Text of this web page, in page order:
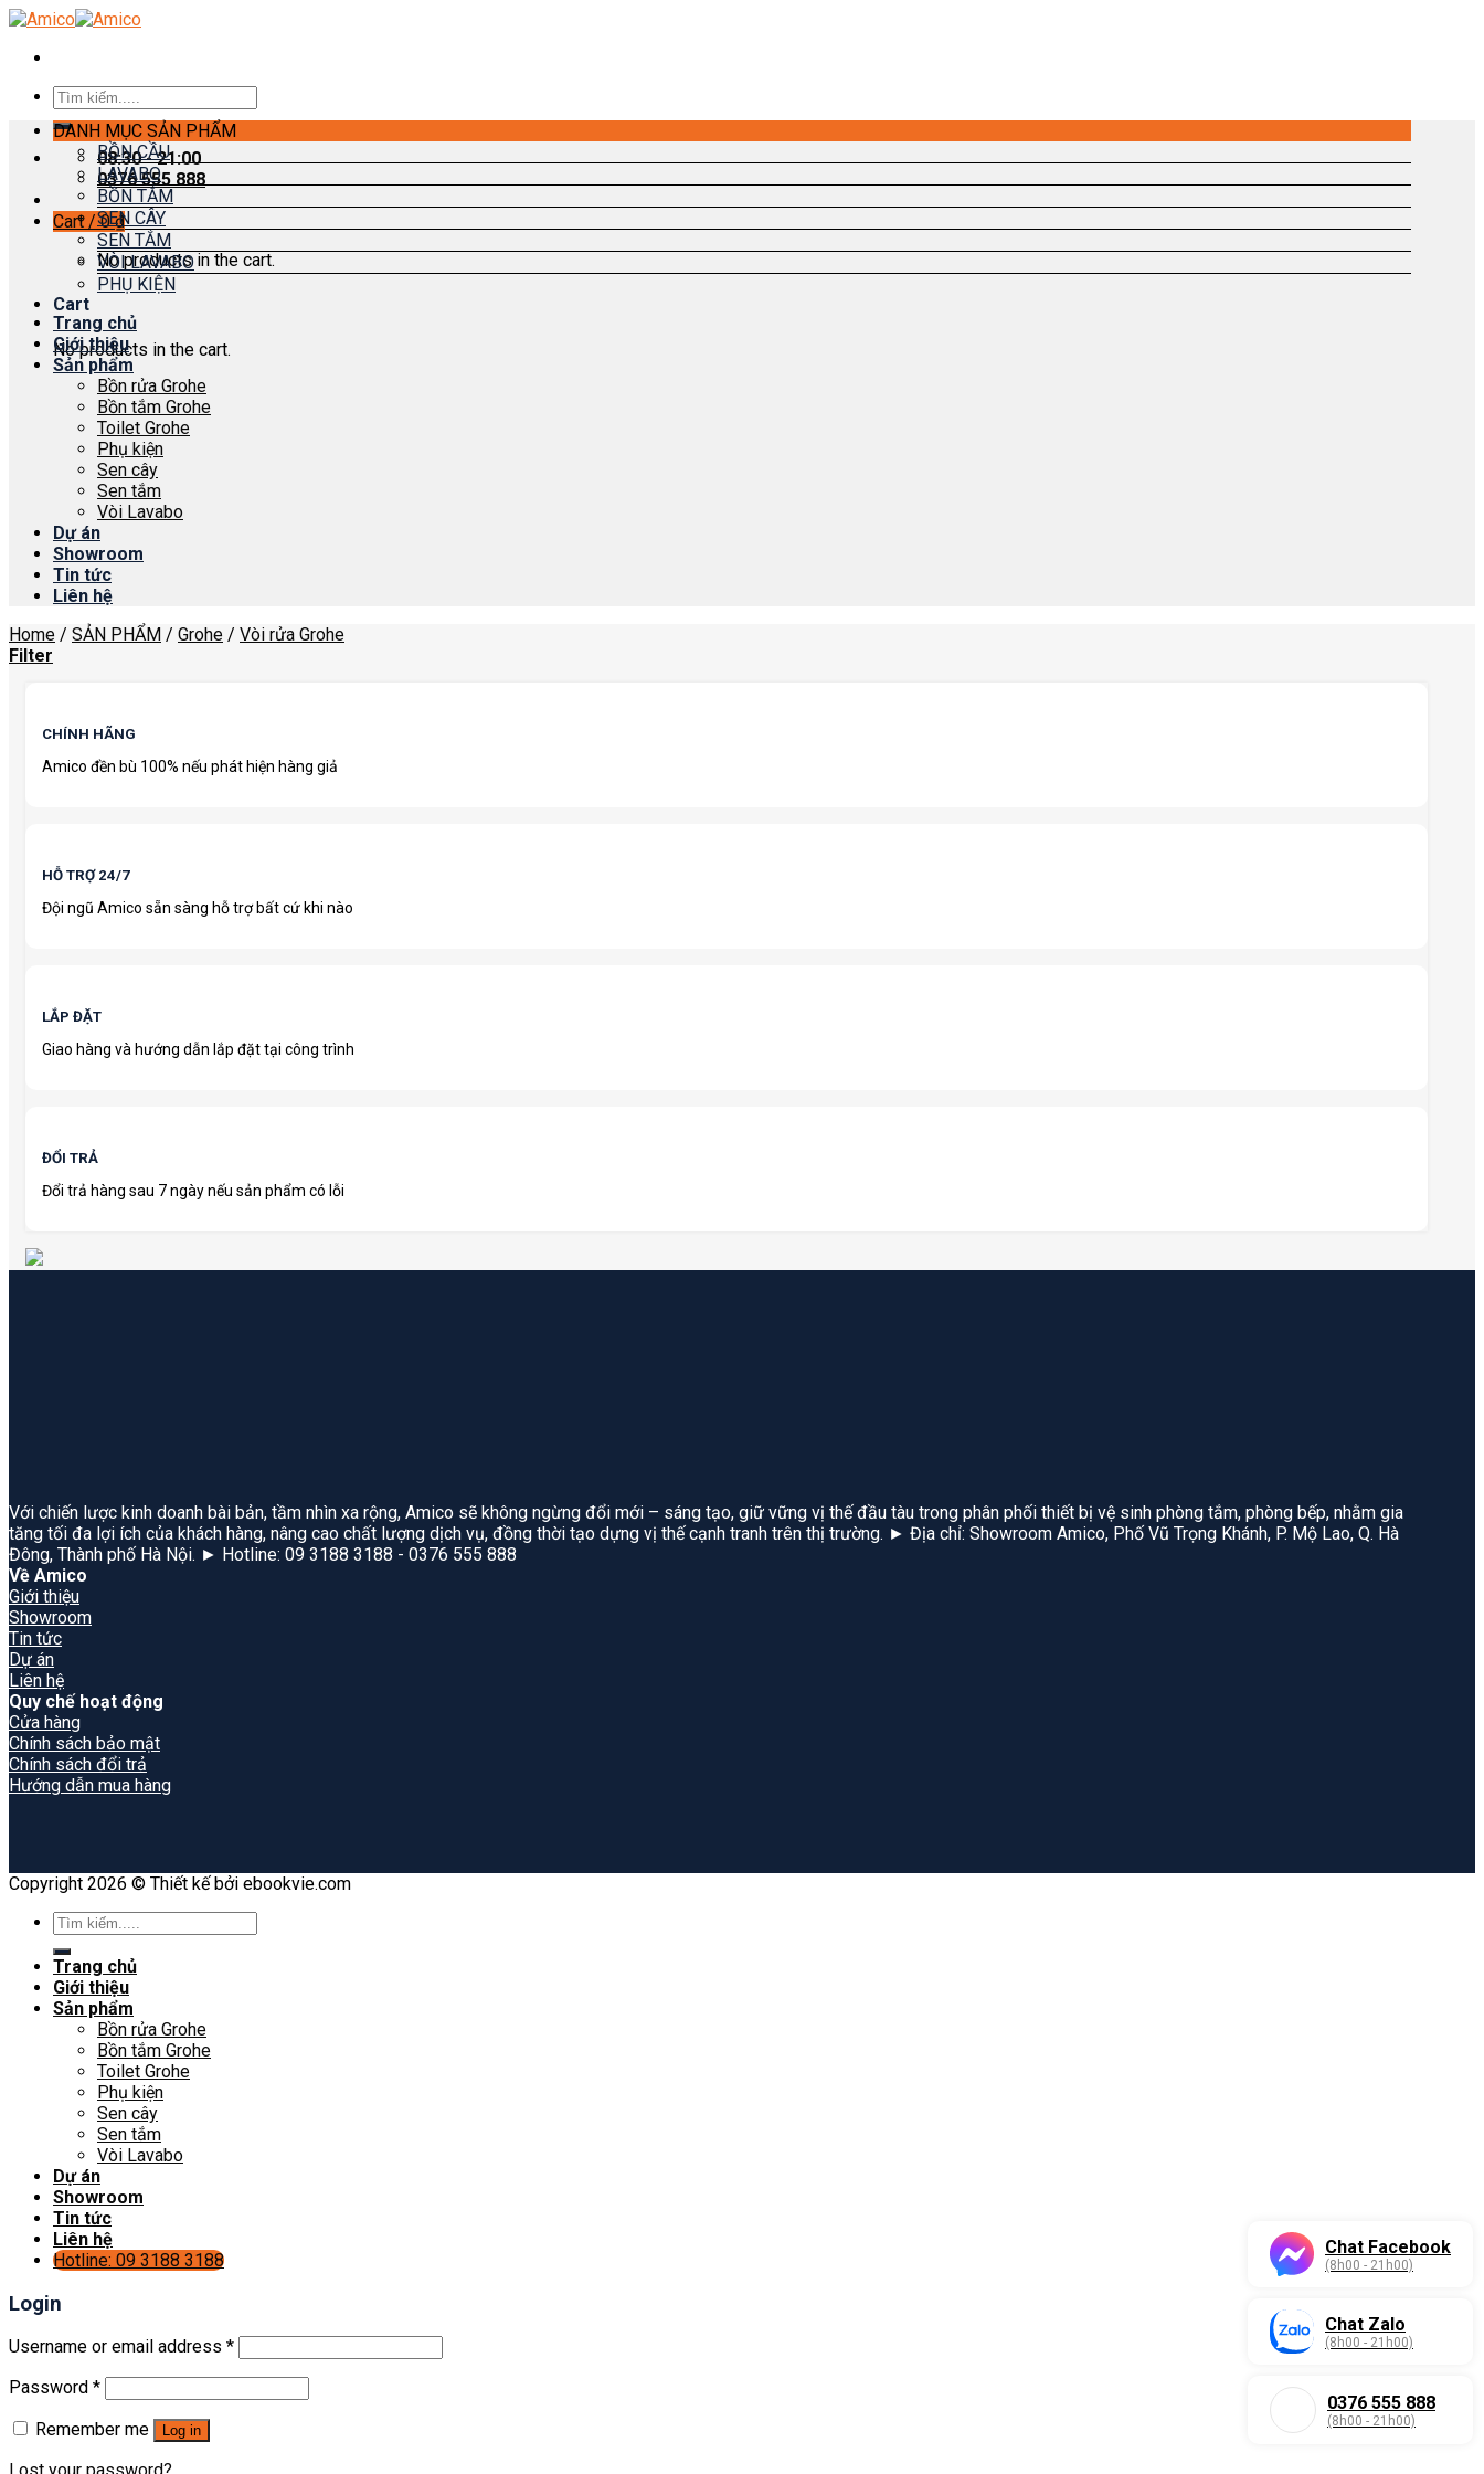
Skip
content
Search
for:
08:30 - 21:00
0376 555 888
Cart /0₫
No products in the cart.
Cart
No products in the cart.
DANH MỤC SẢN PHẨM
BỒN CẦU
LAVABO
BỒN TẮM
SEN CÂY
SEN TẮM
VÒI LAVABO
PHỤ KIỆN
Trang chủ
Giới thiệu
Sản phẩm
Bồn rửa Grohe
Bồn tắm Grohe
Toilet Grohe
Phụ kiện
Sen cây
Sen tắm
Vòi Lavabo
Dự án
Showroom
Tin tức
Liên hệ
Home / SẢN PHẨM / Grohe / Vòi rửa Grohe
Filter
CHÍNH HÃNG
Amico đền bù 100% nếu phát hiện hàng giả
HỖ TRỢ 24/7
Đội ngũ Amico sẵn sàng hỗ trợ bất cứ khi nào
LẮP ĐẶT
Giao hàng và hướng dẫn lắp đặt tại công trình
ĐỔI TRẢ
Đổi trả hàng sau 7 ngày nếu sản phẩm có lỗi
Với chiến lược kinh doanh bài bản, tầm nhìn xa rộng, Amico sẽ không ngừng đổi mới – sáng tạo, giữ vững vị thế đầu tàu trong phân phối thiết bị vệ sinh phòng tắm, phòng bếp, nhằm gia
tăng tối đa lợi ích của khách hàng, nâng cao chất lượng dịch vụ, đồng thời tạo dựng vị thế cạnh tranh trên thị trường. ► Địa chỉ: Showroom Amico, Phố Vũ Trọng Khánh, P. Mộ Lao, Q. Hà
Đông, Thành phố Hà Nội. ► Hotline: 09 3188 3188 - 0376 555 888
Về Amico
Giới thiệu
Showroom
Tin tức
Dự án
Liên hệ
Quy chế hoạt động
Cửa hàng
Chính sách bảo mật
Chính sách đổi trả
Hướng dẫn mua hàng
Copyright 2026 © Thiết kế bởi ebookvie.com
Search
for:
Trang chủ
Giới thiệu
Sản phẩm
Bồn rửa Grohe
Bồn tắm Grohe
Toilet Grohe
Phụ kiện
Sen cây
Sen tắm
Vòi Lavabo
Dự án
Showroom
Tin tức
Liên hệ
Hotline: 09 3188 3188
Chat Facebook
(8h00 - 21h00)
Chat Zalo
(8h00 - 21h00)
0376 555 888
(8h00 - 21h00)
Login
Username or email address *
Password *
Remember me
Log in